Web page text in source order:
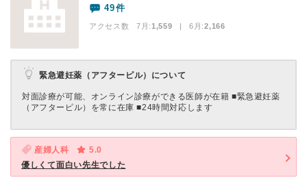
49件
アクセス数 7月:1,559 | 6月:2,166
緊急避妊薬（アフターピル）について
対面診療が可能、オンライン診療ができる医師が在籍 ■緊急避妊薬
（アフターピル）を常に在庫 ■24時間対応します
産婦人科
5.0
優しくて面白い先生でした